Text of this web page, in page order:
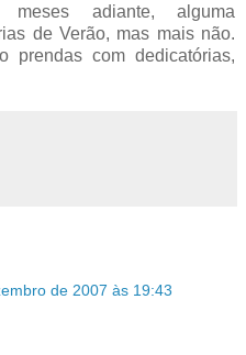
meses adiante, alguma
de Verão, mas mais não.
prendas com dedicatórias,
de 2007 às 19:43